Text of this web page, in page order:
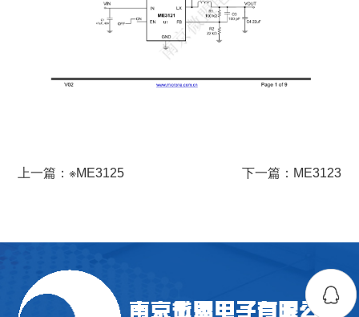
上一篇：※ME3125 下一篇：ME3123